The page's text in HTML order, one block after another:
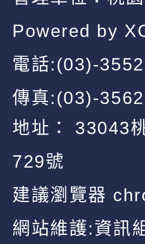
Powered by
電話:(03)-
傳真:(03)-
地址：
33043
729號
建議瀏覽器
網站維護:資訊